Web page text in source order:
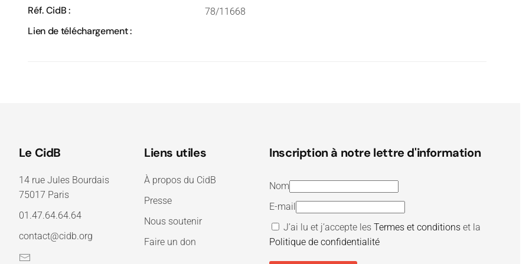
Réf. CidB : 78/11668
Lien de téléchargement :
Le CidB
14 rue Jules Bourdais
75017 Paris
01.47.64.64.64
contact@cidb.org
Liens utiles
À propos du CidB
Presse
Nous soutenir
Faire un don
Inscription à notre lettre d'information
Nom
E-mail
J’ai lu et j’accepte lesTermes et conditions et la
Politique de confidentialité